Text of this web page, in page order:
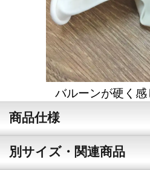
バルーンが硬く
商品仕様
別サイズ・関連商品